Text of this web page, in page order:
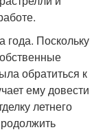
года. Поскольку
обратиться к
ему довести
летнего